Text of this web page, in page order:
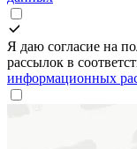
Я даю согласие на
рассылок в
информационных